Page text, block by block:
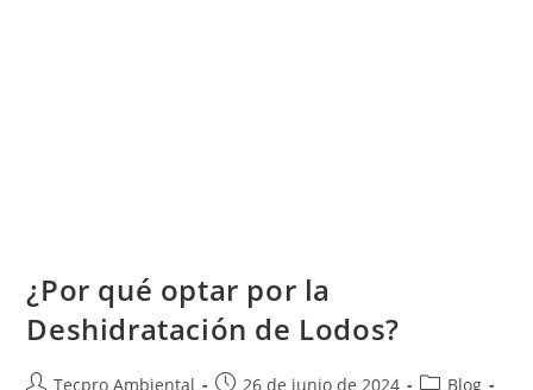
¿Por qué optar por la
Deshidratación de Lodos?
Tecpro Ambiental 26 de junio de 2024
Blog